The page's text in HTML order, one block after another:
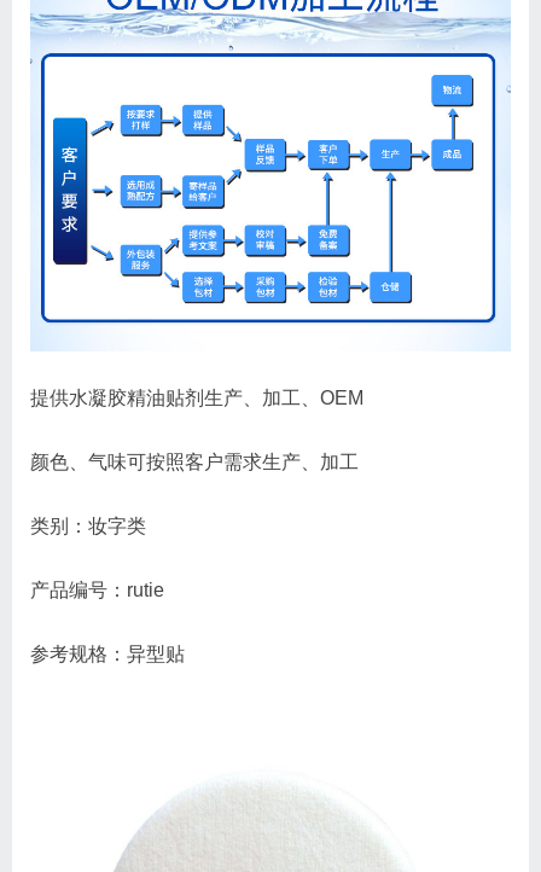
提供水凝胶精油贴剂生产、加工、OEM
颜色、气味可按照客户需求生产、加工
类别：妆字类
产品编号：rutie
参考规格：异型贴